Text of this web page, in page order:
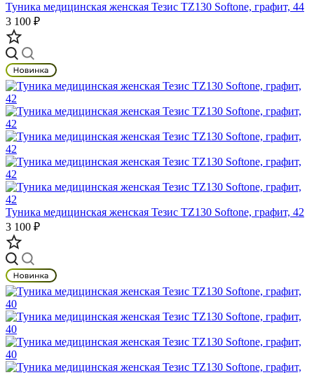
Туника медицинская женская Тезис TZ130 Softone, графит, 44
3 100 ₽
Туника медицинская женская Тезис TZ130 Softone, графит, 42
3 100 ₽